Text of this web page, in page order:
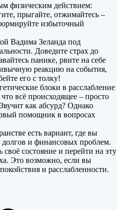
физическим действием:
прыгайте, отжимайтесь –
избыточный
Вадима Зеланда под
Доведите страх до
панике, рвите на себе
реакцию на события,
его с толку!
блоки в расслабление
всё происходящее – просто
как абсурд? Однако
помощник в вопросах
есть вариант, где вы
долгов и финансовых проблем.
состояние и перейти на эту
Это возможно, если вы
и расслабленности.